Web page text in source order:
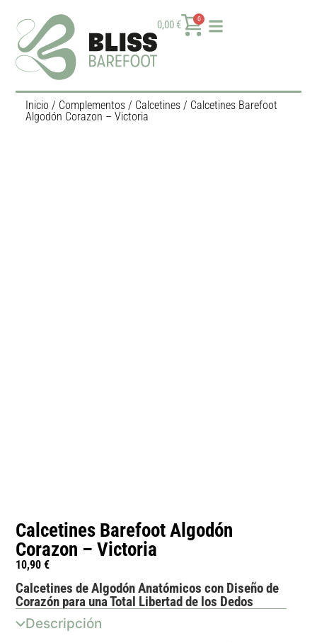
0,00€ 0
Inicio / Complementos/ Calcetines/ Calcetines Barefoot
Algodón Corazon – Victoria
Calcetines Barefoot Algodón
Corazon – Victoria
10,90€
Calcetines de Algodón Anatómicos con Diseño de
Corazón para una Total Libertad de los Dedos
Descripción